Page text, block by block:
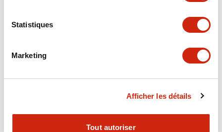
Statistiques
Marketing
Afficher les détails
Tout autoriser